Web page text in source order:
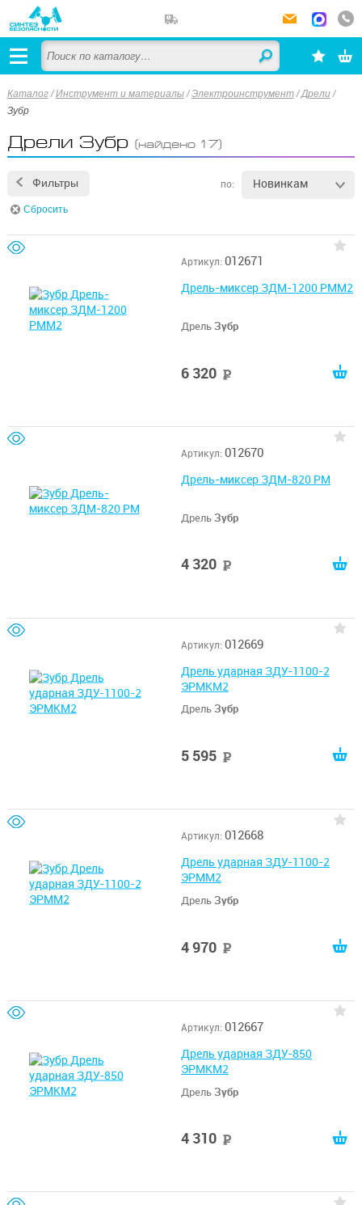
Каталог /Инструмент и материалы /Электроинструмент /Дрели/
Зубр
Дрели Зубр (найдено 17)
Фильтры по: Новинкам
Сбросить
Артикул: 012671
Дрель-миксер ЗДМ-1200 РММ2
ДрельЗубр
6 320
Артикул: 012670
Дрель-миксер ЗДМ-820 РМ
ДрельЗубр
4 320
Артикул: 012669
Дрель ударная ЗДУ-1100-2
ЭРМКМ2
ДрельЗубр
5 595
Артикул: 012668
Дрель ударная ЗДУ-1100-2
ЭРММ2
ДрельЗубр
4 970
Артикул: 012667
Дрель ударная ЗДУ-850
ЭРМКМ2
ДрельЗубр
4 310